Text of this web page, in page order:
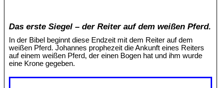
Das erste Siegel – der Reiter auf dem weißen Pferd.
In der Bibel beginnt diese Endzeit mit dem Reiter auf dem
weißen Pferd. Johannes prophezeit die Ankunft eines Reiters
auf einem weißen Pferd, der einen Bogen hat und ihm wurde
eine Krone gegeben.